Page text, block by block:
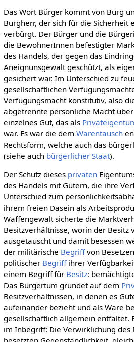
Das Wort Bürger kommt von Burg
Burgherr, der sich für die Sicherheit
verbürgt. Der Bürger und die
die BewohnerInnen befestigter
des Handels, der gegen das
Aneignunsgewalt geschützt, als
gesichert war. Im Unterschied zu
gesellschaftlichen
Verfügungsmacht konstitutiv, also
abgetrennte persönliche Macht
einzelnes Gut, das als
war. Es war die dem Warentausch
Rechtsform, welche auch das
(siehe auch bürgerlicher Staat).
Der Schutz dieses privaten
des Handels mit Gütern, die ihre
Unterschied zum
ihrem freien Dasein als
Waffengewalt sicherte die
Besitzverhältnisse, worin der Besitz
ausgetauscht und damit besessen
der militärische Begriffvon
politischer Begriffihrer
einem Begriff für Besitz:
Das Bürgertum gründet auf dem
Besitzverhältnissen, in denen es
aufeinander bezieht und als Ware
gesellschaftlich allgemein entfaltet.
im Inbegriff: Die Verwirklichung des